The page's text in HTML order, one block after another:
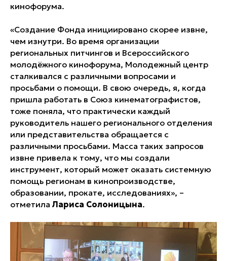
кинофорума.
«Создание Фонда инициировано скорее извне,
чем изнутри. Во время организации
региональных питчингов и Всероссийского
молодёжного кинофорума, Молодежный центр
сталкивался с различными вопросами и
просьбами о помощи. В свою очередь, я, когда
пришла работать в Союз кинематографистов,
тоже поняла, что практически каждый
руководитель нашего регионального отделения
или представительства обращается с
различными просьбами. Масса таких запросов
извне привела к тому, что мы создали
инструмент, который может оказать системную
помощь регионам в кинопроизводстве,
образовании, прокате, исследованиях», –
отметила Лариса Солоницына.